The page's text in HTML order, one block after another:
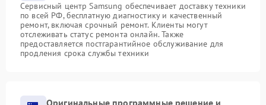
Сервисный центр Samsung обеспечивает доставку техники
по всей РФ, бесплатную диагностику и качественный
ремонт, включая срочный ремонт. Клиенты могут
отслеживать статус ремонта онлайн. Также
предоставляется постгарантийное обслуживание для
продления срока службы техники
Оригинальные программные решение и